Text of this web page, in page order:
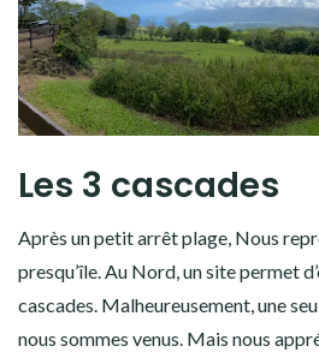
Les 3 cascades
Après un petit arrêt plage, Nous
presqu’île. Au Nord, un site permet
cascades. Malheureusement, une
nous sommes venus. Mais nous